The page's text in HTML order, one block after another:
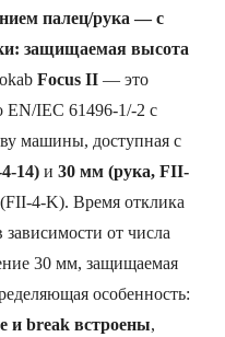
палец/рука — с
защищаемая высота
Focus II — это
EN/IEC 61496-1/-2 с
машины, доступная с
14) и 30 мм (рука, FII-
4-K). Время отклика
зависимости от числа
30 мм, защищаемая
особенность:
и break встроены,